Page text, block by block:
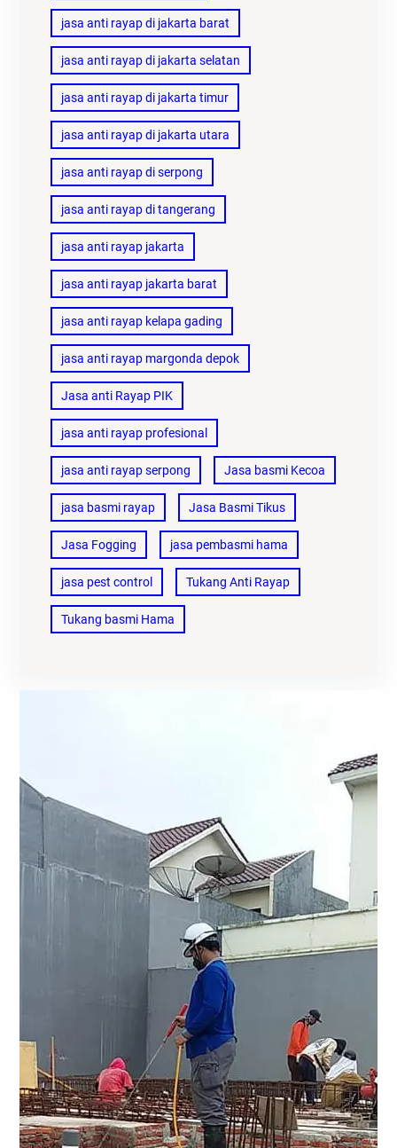
jasa anti rayap di jakarta barat
jasa anti rayap di jakarta selatan
jasa anti rayap di jakarta timur
jasa anti rayap di jakarta utara
jasa anti rayap di serpong
jasa anti rayap di tangerang
jasa anti rayap jakarta
jasa anti rayap jakarta barat
jasa anti rayap kelapa gading
jasa anti rayap margonda depok
Jasa anti Rayap PIK
jasa anti rayap profesional
jasa anti rayap serpong Jasa basmi Kecoa
jasa basmi rayap Jasa Basmi Tikus
Jasa Fogging jasa pembasmi hama
jasa pest control Tukang Anti Rayap
Tukang basmi Hama